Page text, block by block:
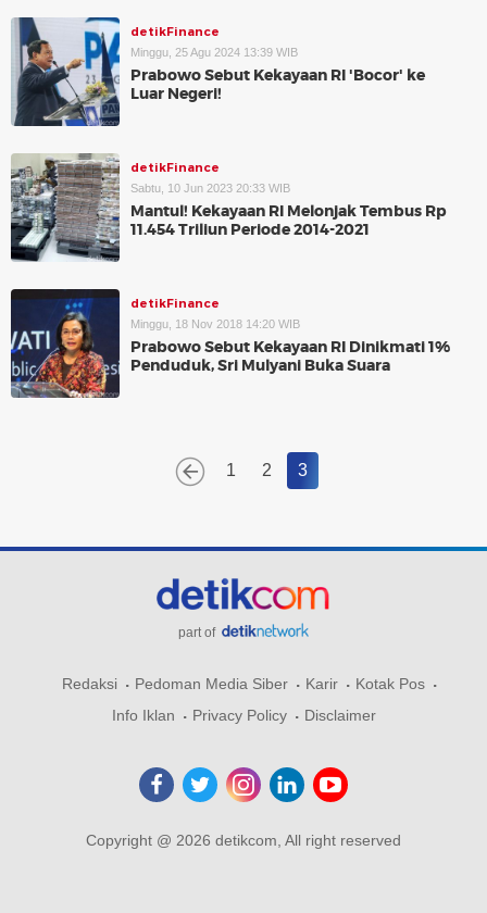
detikFinance
Minggu, 25 Agu 2024 13:39 WIB
Prabowo Sebut Kekayaan RI 'Bocor' ke
Luar Negeri!
detikFinance
Sabtu, 10 Jun 2023 20:33 WIB
Mantul! Kekayaan RI Melonjak Tembus Rp
11.454 Triliun Periode 2014-2021
detikFinance
Minggu, 18 Nov 2018 14:20 WIB
Prabowo Sebut Kekayaan RI Dinikmati 1%
Penduduk, Sri Mulyani Buka Suara
1 2 3
part of
Redaksi Pedoman Media Siber Karir
Kotak Pos
Info Iklan
Privacy Policy Disclaimer
Copyright @ 2026 detikcom, All right reserved